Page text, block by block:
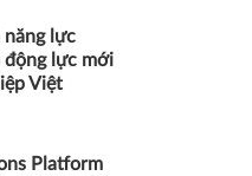
năng lực
động lực mới
Việt
Platform